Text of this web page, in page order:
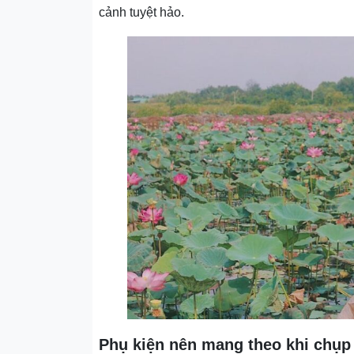
cảnh tuyệt hảo.
Phụ kiện nên mang theo khi chụp